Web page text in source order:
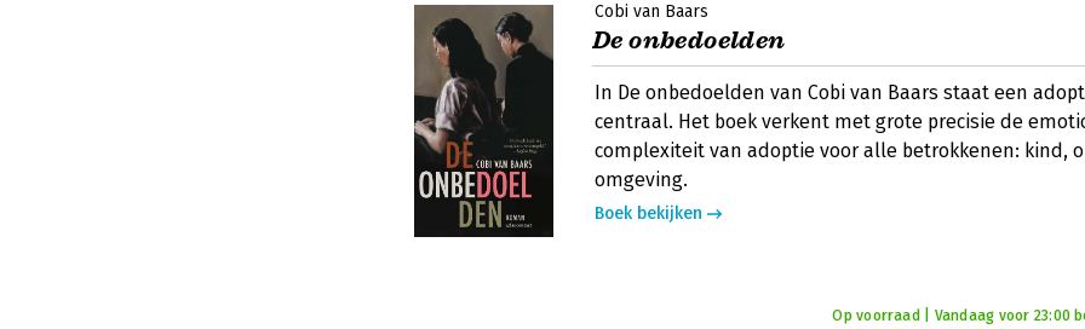
Cobi van Baars
De onbedoelden
In De onbedoelden van Cobi van Baars staat een
centraal. Het boek verkent met grote precisie de
complexiteit van adoptie voor alle betrokkenen: kind,
omgeving.
Boek bekijken
Op voorraad | Vandaag voor 23:00